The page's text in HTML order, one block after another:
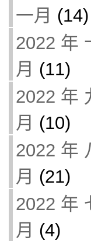
一月 (14)
2022 年
月 (11)
2022 年
月 (10)
2022 年
月 (21)
2022 年
月 (4)